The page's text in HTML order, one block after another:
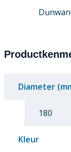
Diameter
180
Kleur